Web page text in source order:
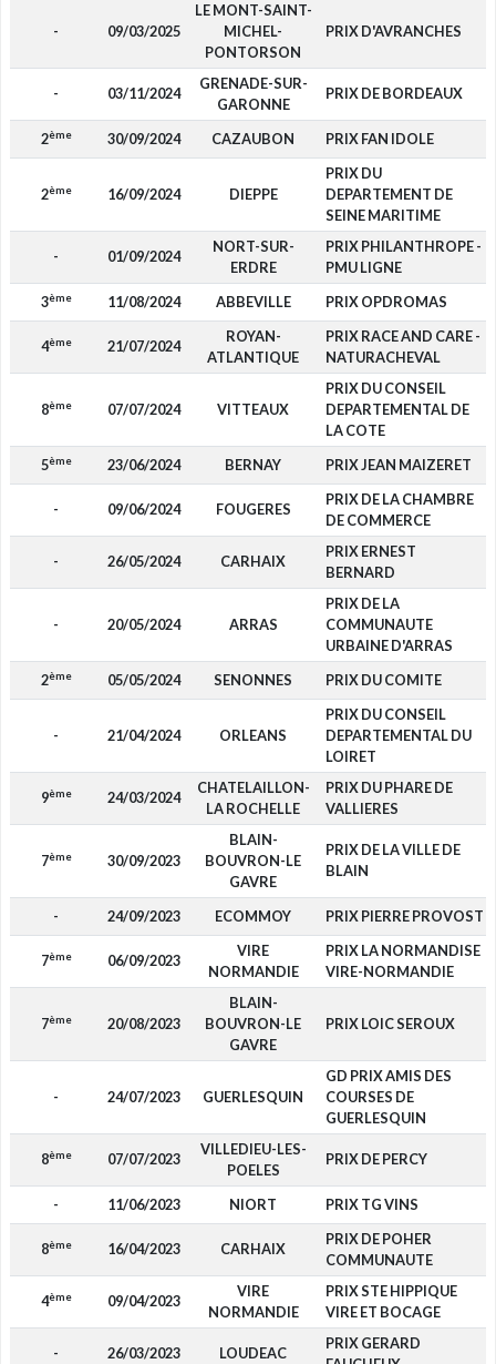
- 09/03/2025
LE MONT-SAINT-
MICHEL-
PONTORSON
PRIX D'AVRANCHES
- 03/11/2024
GRENADE-SUR-
GARONNE
PRIX DE BORDEAUX
2ème 30/09/2024 CAZAUBON PRIX FAN IDOLE
2ème 16/09/2024 DIEPPE
PRIX DU
DEPARTEMENT DE
SEINE MARITIME
- 01/09/2024
NORT-SUR-
ERDRE
PRIX PHILANTHROPE -
PMU LIGNE
3ème 11/08/2024 ABBEVILLE PRIX OPDROMAS
4ème 21/07/2024
ROYAN-
ATLANTIQUE
PRIX RACE AND CARE -
NATURACHEVAL
8ème 07/07/2024 VITTEAUX
PRIX DU CONSEIL
DEPARTEMENTAL DE
LA COTE
5ème 23/06/2024 BERNAY PRIX JEAN MAIZERET
- 09/06/2024 FOUGERES
PRIX DE LA CHAMBRE
DE COMMERCE
- 26/05/2024 CARHAIX
PRIX ERNEST
BERNARD
- 20/05/2024 ARRAS
PRIX DE LA
COMMUNAUTE
URBAINE D'ARRAS
2ème 05/05/2024 SENONNES PRIX DU COMITE
- 21/04/2024 ORLEANS
PRIX DU CONSEIL
DEPARTEMENTAL DU
LOIRET
9ème 24/03/2024
CHATELAILLON-
LA ROCHELLE
PRIX DU PHARE DE
VALLIERES
7ème 30/09/2023
BLAIN-
BOUVRON-LE
GAVRE
PRIX DE LA VILLE DE
BLAIN
- 24/09/2023 ECOMMOY PRIX PIERRE PROVOST
7ème 06/09/2023
VIRE
NORMANDIE
PRIX LA NORMANDISE
VIRE-NORMANDIE
7ème 20/08/2023
BLAIN-
BOUVRON-LE
GAVRE
PRIX LOIC SEROUX
- 24/07/2023 GUERLESQUIN
GD PRIX AMIS DES
COURSES DE
GUERLESQUIN
8ème 07/07/2023
VILLEDIEU-LES-
POELES
PRIX DE PERCY
- 11/06/2023 NIORT PRIX TG VINS
8ème 16/04/2023 CARHAIX
PRIX DE POHER
COMMUNAUTE
4ème 09/04/2023
VIRE
NORMANDIE
PRIX STE HIPPIQUE
VIRE ET BOCAGE
- 26/03/2023 LOUDEAC
PRIX GERARD